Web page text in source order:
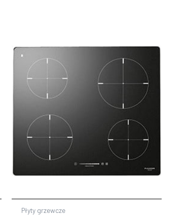
Płyty grzewcze